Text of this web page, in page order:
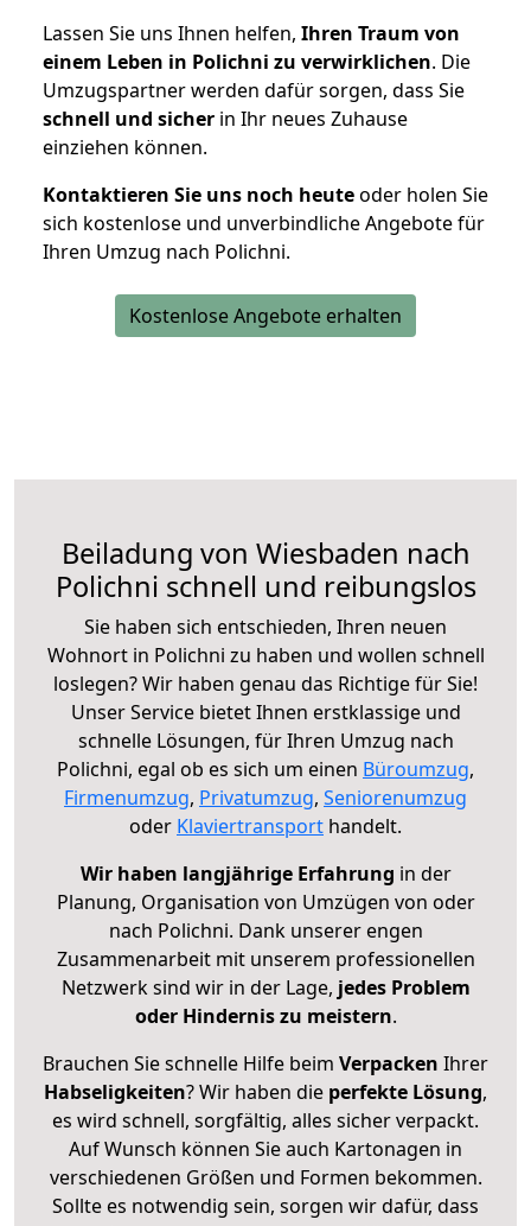
Lassen Sie uns Ihnen helfen, Ihren Traum von
einem Leben in Polichni zu verwirklichen. Die
Umzugspartner werden dafür sorgen, dass Sie
schnell und sicher in Ihr neues Zuhause
einziehen können.
Kontaktieren Sie uns noch heuteoder holen Sie
sich kostenlose und unverbindliche Angebote für
Ihren Umzug nach Polichni.
Kostenlose Angebote erhalten
Beiladung von Wiesbaden nach
Polichni schnell und reibungslos
Sie haben sich entschieden, Ihren neuen
Wohnort in Polichni zu haben und wollen schnell
loslegen? Wir haben genau das Richtige für Sie!
Unser Service bietet Ihnen erstklassige und
schnelle Lösungen, für Ihren Umzug nach
Polichni, egal ob es sich um einen Büroumzug,
Firmenumzug, Privatumzug, Seniorenumzug
oder Klaviertransport handelt.
Wir haben langjährige Erfahrung in der
Planung, Organisation von Umzügen von oder
nach Polichni. Dank unserer engen
Zusammenarbeit mit unserem professionellen
Netzwerk sind wir in der Lage, jedes Problem
oder Hindernis zu meistern.
Brauchen Sie schnelle Hilfe beim Verpacken Ihrer
Habseligkeiten? Wir haben die perfekte Lösung,
es wird schnell, sorgfältig, alles sicher verpackt.
Auf Wunsch können Sie auch Kartonagen in
verschiedenen Größen und Formen bekommen.
Sollte es notwendig sein, sorgen wir dafür, dass